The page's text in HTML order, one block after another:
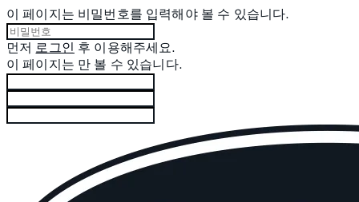
이 페이지는 비밀번호를 입력해야 볼 수 있습니다.
먼저 로그인 후 이용해주세요.
이 페이지는 만 볼 수 있습니다.